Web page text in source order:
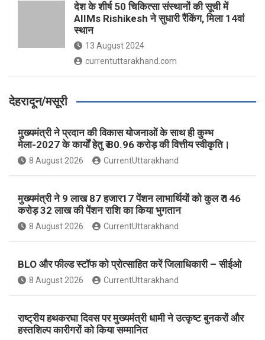
देश के शीर्ष 50 चिकित्सा संस्थानों की सूची में
AIIMs Rishikesh ने सुधारी रैंकिंग, मिला 14वां
स्थान
13 August 2024
currentuttarakhand.com
देहरादून/मसूरी
मुख्यमंत्री ने प्रदान की विकास योजनाओं के साथ ही कुम्भ
मेला-2027 के कार्यों हेतु ₹ 80.96 करोड़ की वित्तीय स्वीकृति।
8 August 2026 CurrentUttarakhand
मुख्यमंत्री ने 9 लाख 87 हजार17 पेंशन लाभार्थियों को कुल ₹ 146
करोड़ 32 लाख की पेंशन राशि का किया भुगतान
8 August 2026 CurrentUttarakhand
BLO और फील्ड स्टॉफ को प्रोत्साहित करें जिलाधिकारी – सीईओ
8 August 2026 CurrentUttarakhand
राष्ट्रीय हथकरघा दिवस पर मुख्यमंत्री धामी ने उत्कृष्ट बुनकरों और
हस्तशिल्प कारीगरों को किया सम्मानित